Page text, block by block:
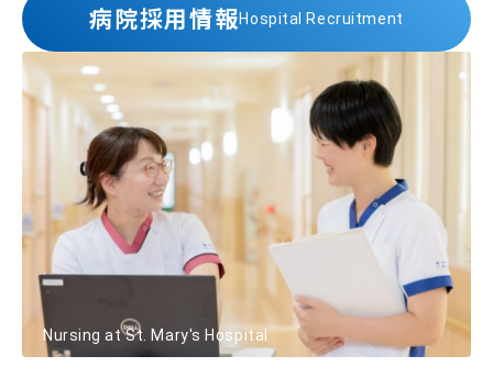
病院採用情報Hospital Recruitment
Nursing at St. Mary's Hospital